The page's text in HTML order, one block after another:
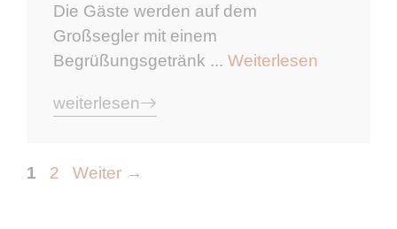
Die Gäste werden auf dem
Großsegler mit einem
Begrüßungsgetränk ... Weiterlesen
weiterlesen
Seite
1 Seite
2 Weiter →